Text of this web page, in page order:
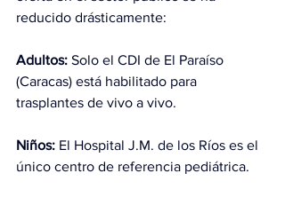
reducido drásticamente:
Adultos: Solo el CDI de El Paraíso
(Caracas) está habilitado para
trasplantes de vivo a vivo.
Niños: El Hospital J.M. de los Ríos es el
único centro de referencia pediátrica.